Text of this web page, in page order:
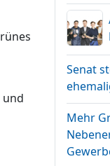
und
Senat
Mehr